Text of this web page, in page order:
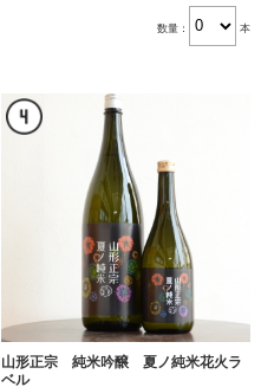
数量： 本
山形正宗 純米吟醸 夏ノ純米花火ラ
ベル